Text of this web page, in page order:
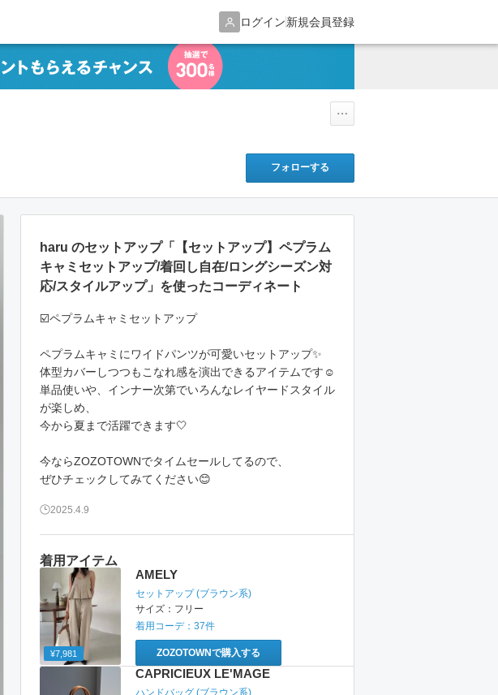
ログイン新規会員登録
フォローする
着用アイテム
¥7,981
AMELY
セットアップ(ブラウン系)
サイズ： フリー
着用コーデ： 37件
ZOZOTOWNで購入する
CAPRICIEUX LE'MAGE
ハンドバッグ (ブラウン系)
haru のセットアップ「【セットアップ】ペプラム
キャミセットアップ/着回し自在/ロングシーズン対
応/スタイルアップ」を使ったコーディネート
☑️ペプラムキャミセットアップ
ペプラムキャミにワイドパンツが可愛いセットアップ✨
体型カバーしつつもこなれ感を演出できるアイテムです☺️
単品使いや、インナー次第でいろんなレイヤードスタイル
が楽しめ、
今から夏まで活躍できます🤍
今ならZOZOTOWNでタイムセールしてるので、
2025.4.9